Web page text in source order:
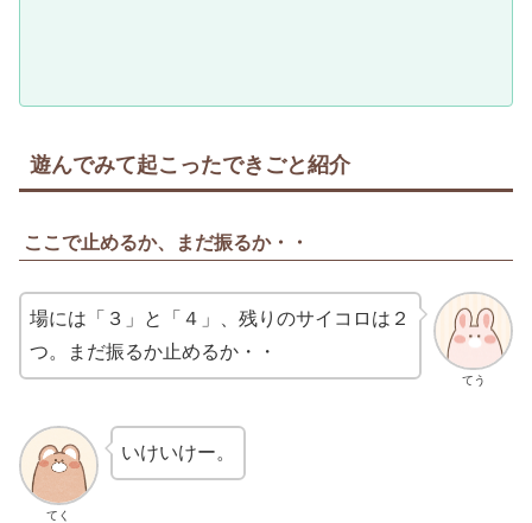
遊んでみて起こったできごと紹介
ここで止めるか、まだ振るか・・
てう
場には「３」と「４」、残りのサイコロは２
つ。まだ振るか止めるか・・
てく
いけいけー。